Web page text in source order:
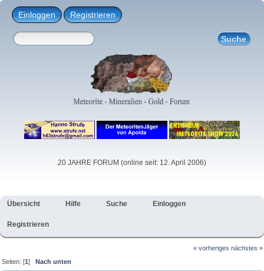
Einloggen Registrieren
20 JAHRE FORUM (online seit: 12. April 2006)
Übersicht Hilfe Suche Einloggen
Registrieren
« vorheriges nächstes »
Seiten: [1]Nach unten